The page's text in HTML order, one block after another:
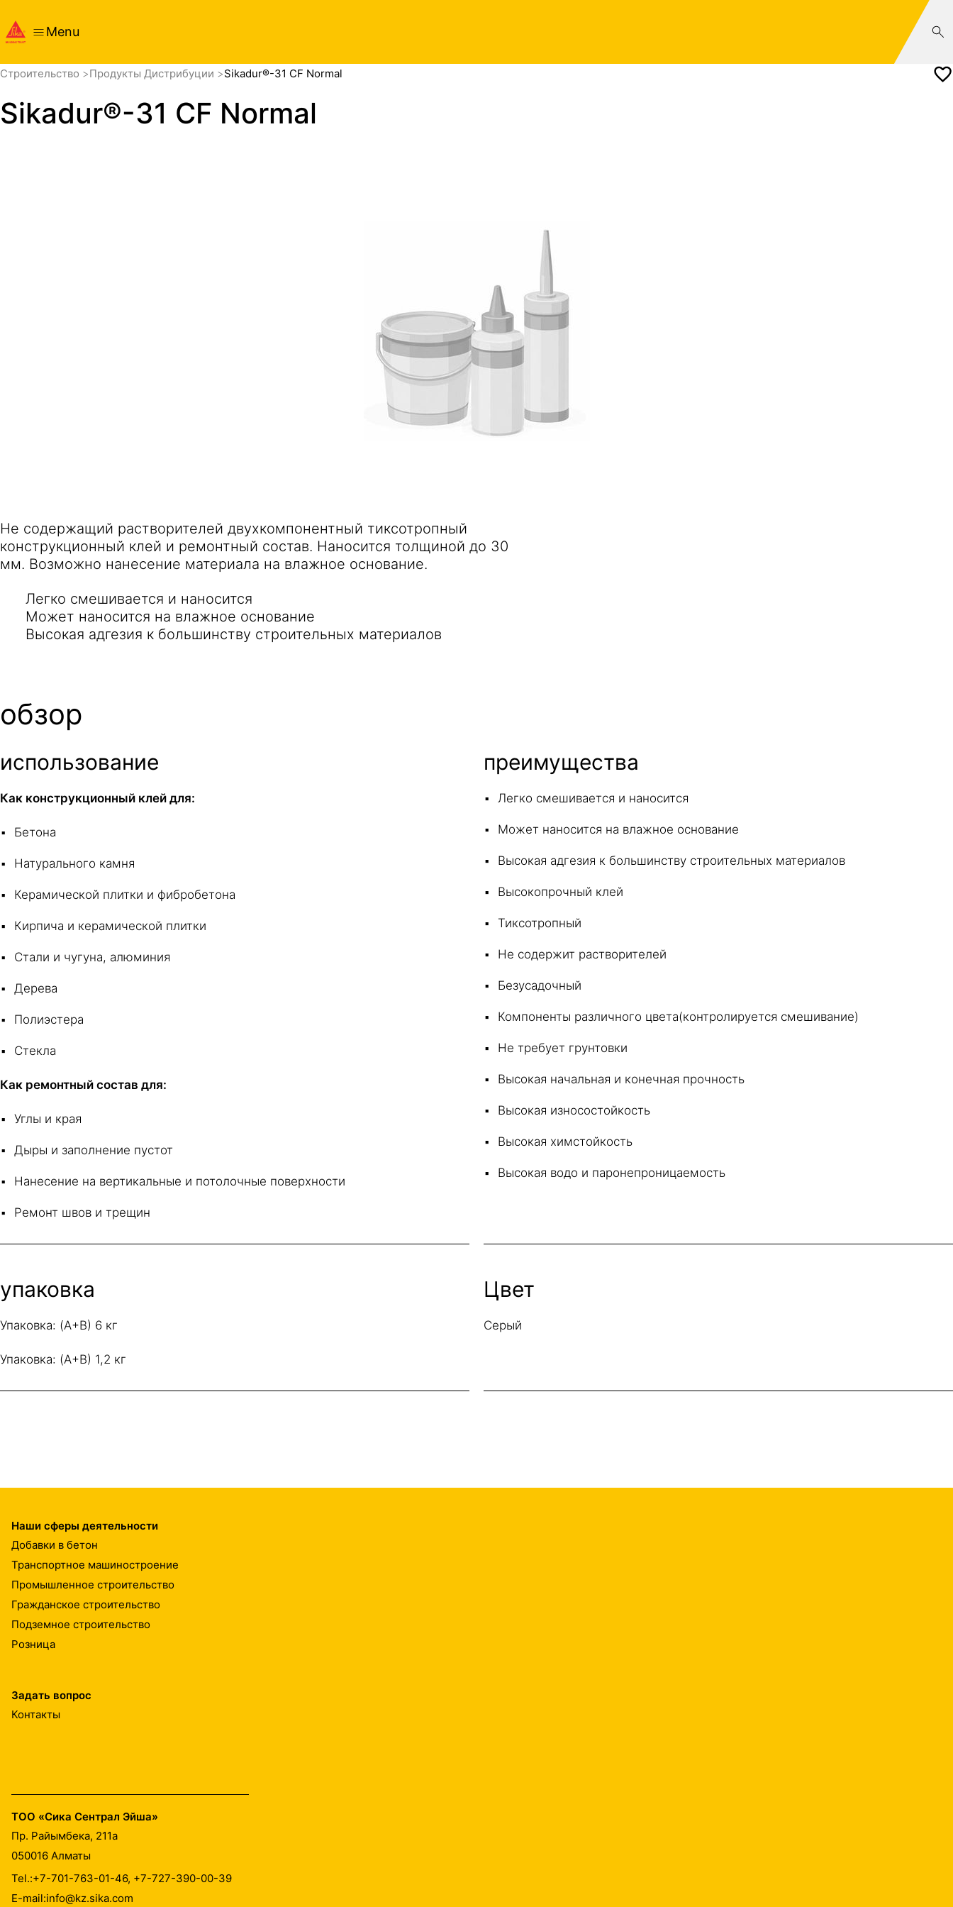
Menu
Cтроительство Продукты Дистрибуции Sikadur®-31 CF Normal
Sikadur®-31 CF Normal
Не содержащий растворителей двухкомпонентный тиксотропный
конструкционный клей и ремонтный состав. Наносится толщиной до 30
мм. Возможно нанесение материала на влажное основание.
Легко смешивается и наносится
Может наносится на влажное основание
Высокая адгезия к большинству строительных материалов
обзор
использование
Как конструкционный клей для:
Бетона
Натурального камня
Керамической плитки и фибробетона
Кирпича и керамической плитки
Стали и чугуна, алюминия
Дерева
Полиэстера
Стекла
Как ремонтный состав для:
Углы и края
Дыры и заполнение пустот
Нанесение на вертикальные и потолочные поверхности
Ремонт швов и трещин
преимущества
Легко смешивается и наносится
Может наносится на влажное основание
Высокая адгезия к большинству строительных материалов
Высокопрочный клей
Тиксотропный
Не содержит растворителей
Безусадочный
Компоненты различного цвета(контролируется смешивание)
Не требует грунтовки
Высокая начальная и конечная прочность
Высокая износостойкость
Высокая химстойкость
Высокая водо и паронепроницаемость
упаковка
Упаковка: (A+B) 6 кг
Упаковка: (A+B) 1,2 кг
Цвет
Серый
Наши сферы деятельности
Добавки в бетон
Транспортное машиностроение
Промышленное строительство
Гражданское строительство
Подземное строительство
Розница
Задать вопрос
Контакты
ТОО «Сика Сентрал Эйша»
Пр. Райымбека, 211а
050016 Алматы
Tel.:+7-701-763-01-46, +7-727-390-00-39
E-mail:info@kz.sika.com